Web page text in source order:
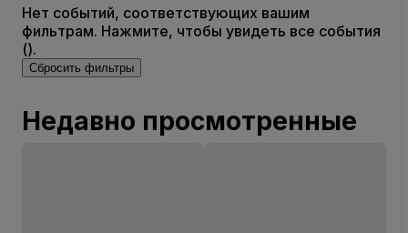
Нет событий, соответствующих вашим
фильтрам. Нажмите, чтобы увидеть все события
().
Сбросить фильтры
Недавно просмотренные